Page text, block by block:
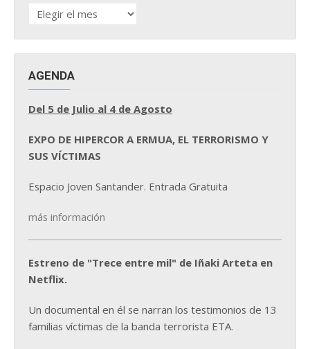
HISTÓRICO
DE
AGENDA
Del 5 de Julio al 4 de Agosto
EXPO DE HIPERCOR A ERMUA, EL TERRORISMO Y
SUS VÍCTIMAS
Espacio Joven Santander. Entrada Gratuita
más información
Estreno de "Trece entre mil" de Iñaki Arteta en
Netflix.
Un documental en él se narran los testimonios de 13
familias víctimas de la banda terrorista ETA.